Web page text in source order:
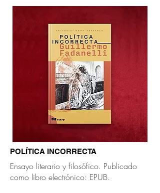
POLÍTICA INCORRECTA
Ensayo literario y filosófico. Publicado
como libro electrónico: EPUB.